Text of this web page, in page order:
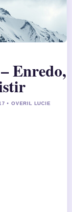
Enredo,
• OVERIL LUCIE